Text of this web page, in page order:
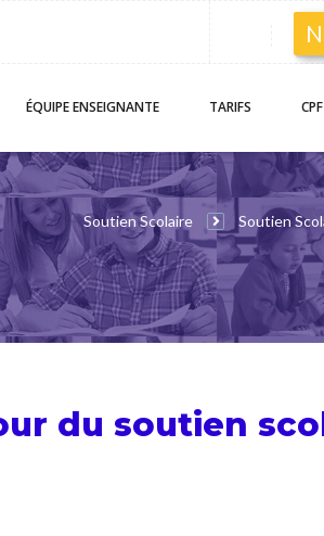
ÉQUIPEENSEIGNANTE TARIFS CPF
Soutien Scolaire Soutien
du soutien